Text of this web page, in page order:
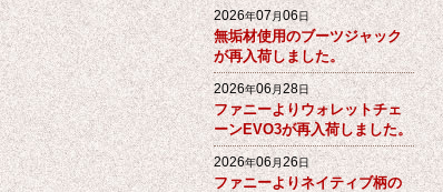
2026年07月06日
無垢材使用のブーツジャック
が再入荷しました。
2026年06月28日
ファニーよりウォレットチェ
ーンEVO3が再入荷しました。
2026年06月26日
ファニーよりネイティブ柄の